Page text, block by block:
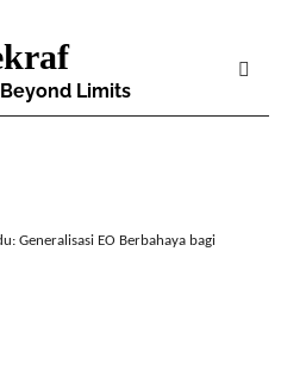
Limits
Generalisasi EO Berbahaya bagi